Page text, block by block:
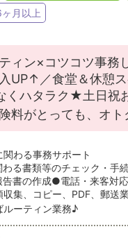
月以上
ィン×コツコツ事務
UP↑／食堂＆休憩
くハタラク★土日祝
料がとっても、オト
わる事務サポート
る書類等のチェック・手
告書の作成●電話・来客対
収集、コピー、PDF、郵送
ルーティン業務♪